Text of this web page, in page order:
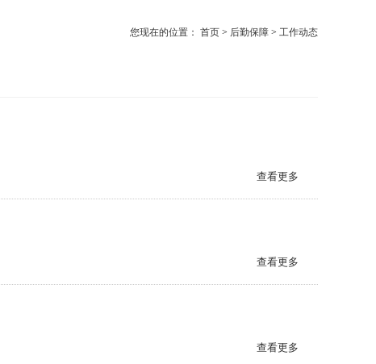
您现在的位置： 首页 > 后勤保障 > 工作动态
查看更多
查看更多
查看更多